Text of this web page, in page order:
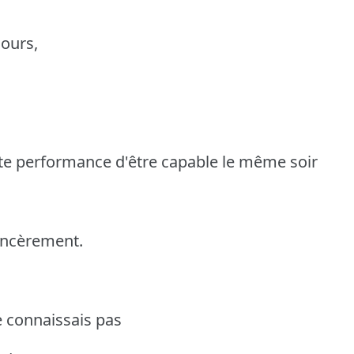
performance d'être capable le même soir
pas